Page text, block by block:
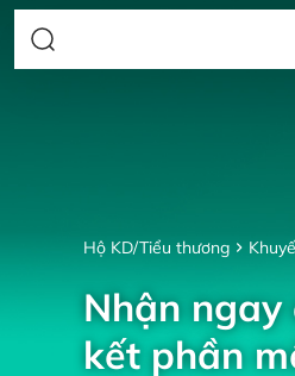
Hộ KD/Tiểu thương
Nhận
kết phần